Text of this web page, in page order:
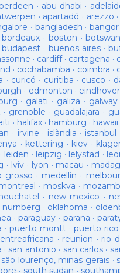
· abu dhabi ·
· apartadó · arezzo ·
· bangladesh ·bangor
bordeaux · boston ·
budapest · buenos aires·
· cardiff· cartagena ·
· cochabamba · coimbra ·
· curicó · curitiba · cusco ·
· edmonton ·
· galati · galiza · galway
· grenoble · guadalajara ·
· halifax· hamburg · hawaii
· irvine · islàndia · istanbul
· kettering · kiev ·
leiden · leipzig · lelystad ·
· lviv · lyon · macau ·
grosso · medellín ·
· moskva ·
· new mexico ·
nürnberg · oklahoma ·
·paraguay · parana ·
·puerto montt · puerto rico
· reunion · rio
· san antonio · san carlos ·
são lourenço, minas gerais·
· south sudan ·